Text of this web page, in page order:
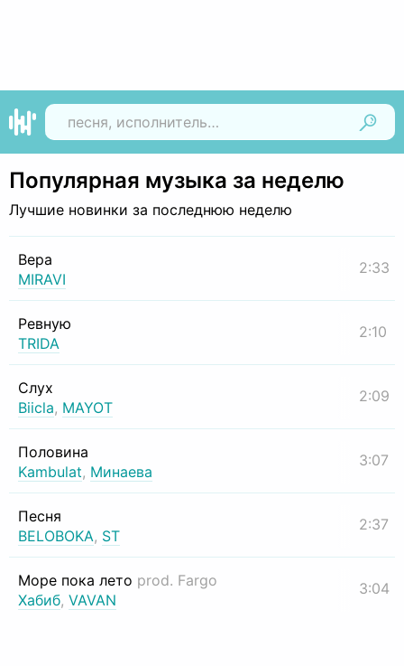
Популярная музыка за неделю
Лучшие новинки за последнюю неделю
Вера
MIRAVI
2:33
Ревную
TRIDA
2:10
Слух
Biicla, MAYOT
2:09
Половина
Kambulat, Минаева
3:07
Песня
BELOBOKA, ST
2:37
Море пока лето prod. Fargo
Хабиб, VAVAN
3:04